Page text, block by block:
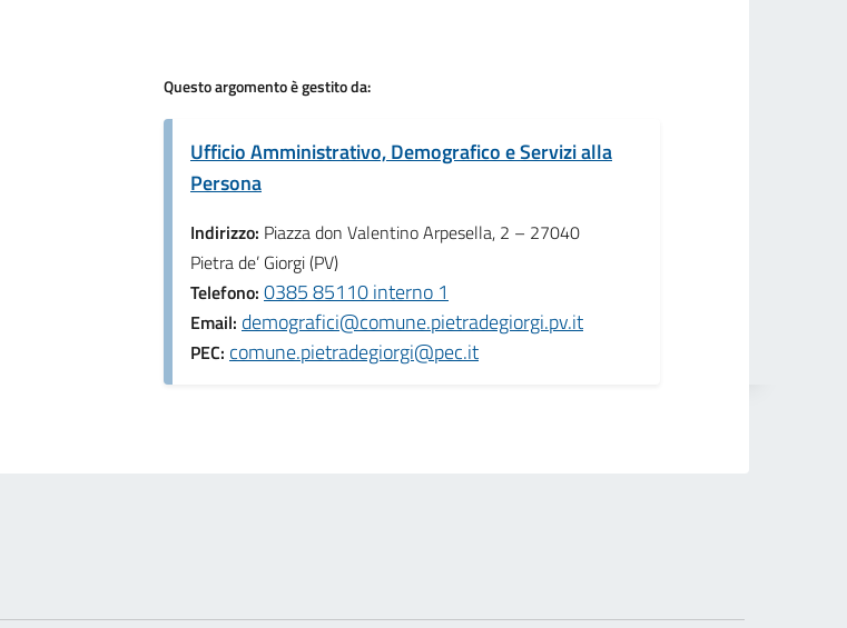
Questo argomento è gestito da:
Ufficio Amministrativo, Demografico e Servizi alla
Persona
Indirizzo: Piazza don Valentino Arpesella, 2 – 27040
Pietra de’ Giorgi (PV)
Telefono: 0385 85110 interno 1
Email: demografici@comune.pietradegiorgi.pv.it
PEC: comune.pietradegiorgi@pec.it